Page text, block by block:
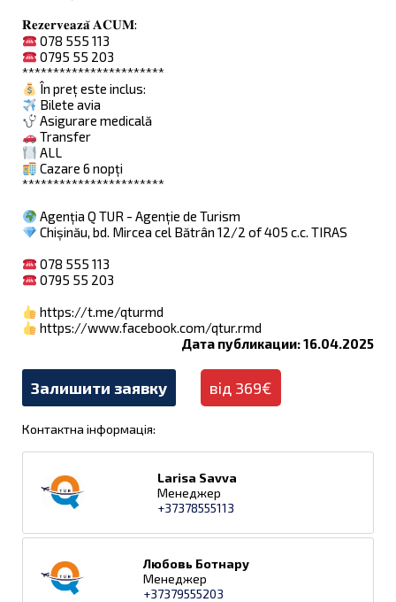
𝐑𝐞𝐳𝐞𝐫𝐯𝐞𝐚𝐳𝐚̆ 𝐀𝐂𝐔𝐌:
078 555 113
0795 55 203
***********************
În preț este inclus:
Bilete avia
Asigurare medicală
Transfer
ALL
Cazare 6 nopți
***********************
Agenția Q TUR - Agenție de Turism
Chișinău, bd. Mircea cel Bătrân 12/2 of 405 c.c. TIRAS
078 555 113
0795 55 203
https://t.me/qturmd
https://www.facebook.com/qtur.rmd
Дата публикации: 16.04.2025
Залишити заявку від 369€
Контактна інформація:
Larisa Savva
Менеджер
+37378555113
Любовь Ботнару
Менеджер
+37379555203